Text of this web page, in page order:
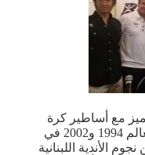
مع أساطير كرة
القدم البرازيلية الفائزة بلقبي كأس العالم 1994 و2002 في
الأندية اللبنانية